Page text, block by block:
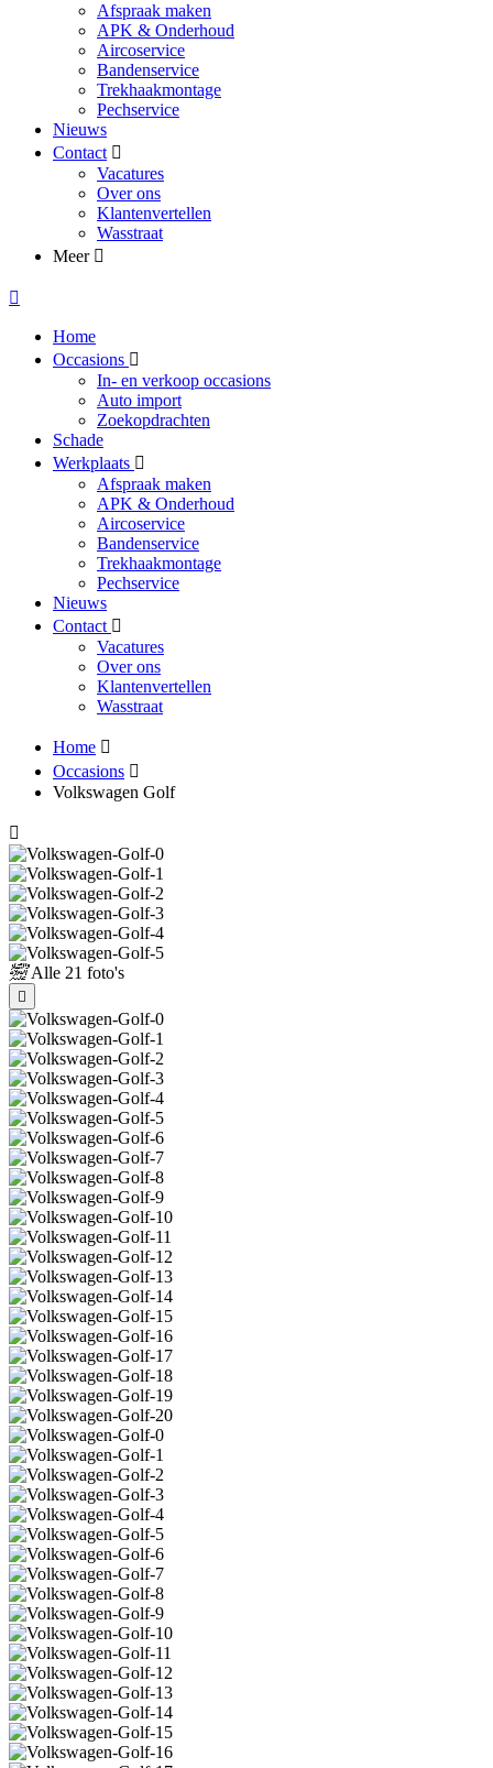
Afspraak maken
APK & Onderhoud
Aircoservice
Bandenservice
Trekhaakmontage
Pechservice
Nieuws
Contact
Vacatures
Over ons
Klantenvertellen
Wasstraat
Meer
Home
Occasions
In- en verkoop occasions
Auto import
Zoekopdrachten
Schade
Werkplaats
Afspraak maken
APK & Onderhoud
Aircoservice
Bandenservice
Trekhaakmontage
Pechservice
Nieuws
Contact
Vacatures
Over ons
Klantenvertellen
Wasstraat
Home
Occasions
Volkswagen Golf
Alle 21 foto's